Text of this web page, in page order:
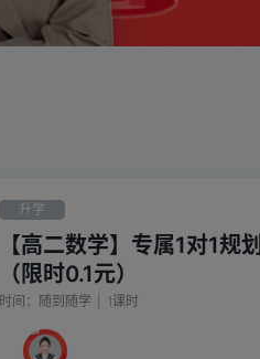
升学
【高二数学】专属1对1规划
（限时0.1元）
时间： 随到随学 1课时